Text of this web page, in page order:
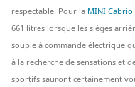
respectable. Pour la MINI Cabrio
661 litres lorsque les sièges
souple à commande électrique
à la recherche de sensations et
sportifs sauront certainement